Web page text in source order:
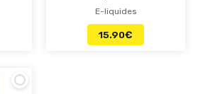
E-liquides
15.90€